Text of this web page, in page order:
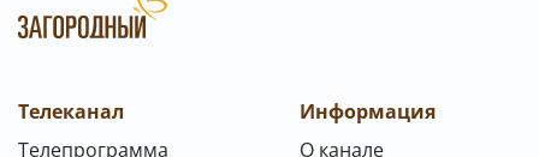
Телеканал
Телепрограмма
Информация
О канале